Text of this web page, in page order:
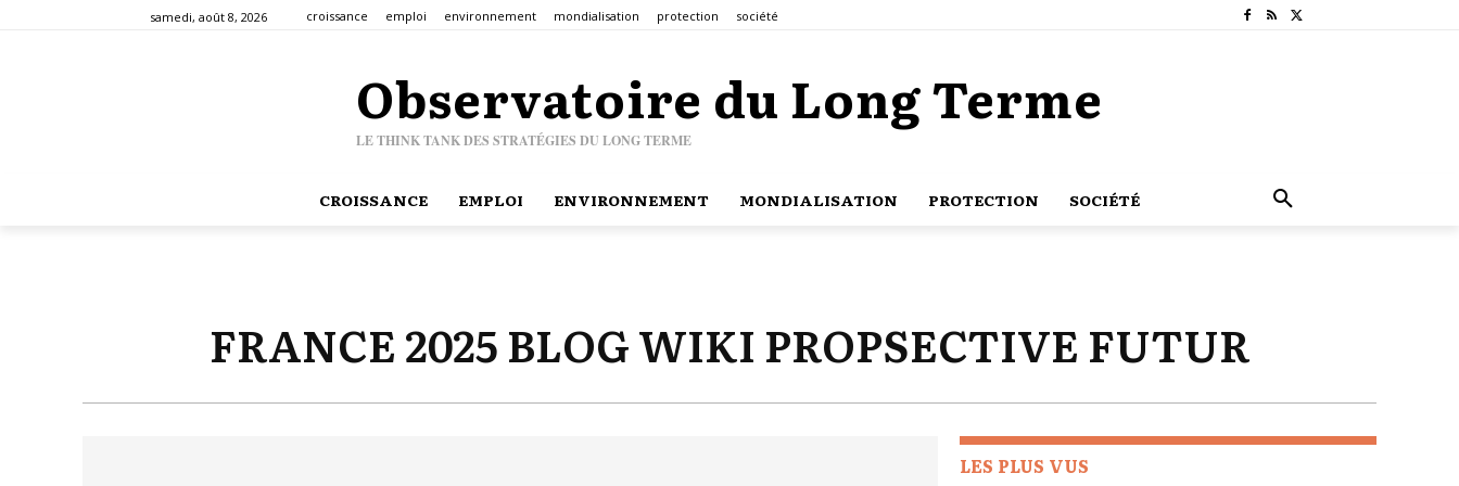
samedi, août 8, 2026 croissance emploi environnement mondialisation protection société
Observatoire du Long Terme
LE THINK TANK DES STRATÉGIES DU LONG TERME
CROISSANCE EMPLOI ENVIRONNEMENT MONDIALISATION PROTECTION SOCIÉTÉ
FRANCE 2025 BLOG WIKI PROPSECTIVE FUTUR
LES PLUS VUS